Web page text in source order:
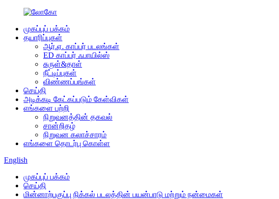
முகப்புப் பக்கம்
தயாரிப்புகள்
ஆர்.ஏ. காப்பர் படலங்கள்
ED காப்பர் ஃபாயில்ஸ்
சுருள்&தாள்
நீட்டிப்புகள்
விண்ணப்பங்கள்
செய்தி
அடிக்கடி கேட்கப்படும் கேள்விகள்
எங்களை பற்றி
நிறுவனத்தின் தகவல்
சான்றிதழ்
நிறுவன கலாச்சாரம்
எங்களை தொடர்பு கொள்ள
English
முகப்புப் பக்கம்
செய்தி
மின்னாற்பகுப்பு நிக்கல் படலத்தின் பயன்பாடு மற்றும் நன்மைகள்